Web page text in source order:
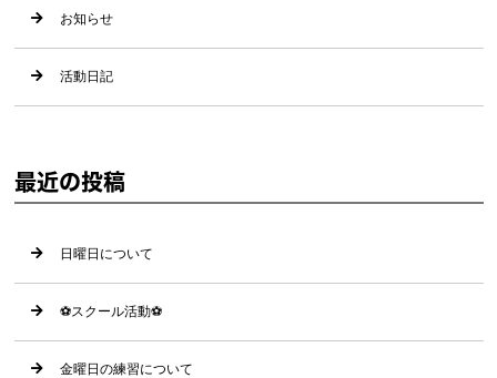
お知らせ
活動日記
最近の投稿
日曜日について
⚽️スクール活動⚽️
金曜日の練習について